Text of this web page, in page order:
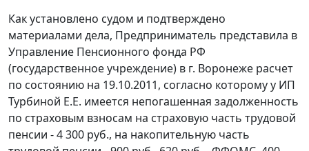
Как установлено судом и подтверждено
материалами дела, Предприниматель представила в
Управление Пенсионного фонда РФ
(государственное учреждение) в г. Воронеже расчет
по состоянию на 19.10.2011, согласно которому у ИП
Турбиной Е.Е. имеется непогашенная задолженность
по страховым взносам на страховую часть трудовой
пенсии - 4 300 руб., на накопительную часть